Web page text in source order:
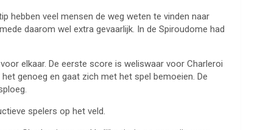
hebben veel mensen de weg weten te vinden naar
daarom wel extra gevaarlijk. In de Spiroudome had
elkaar. De eerste score is weliswaar voor Charleroi
genoeg en gaat zich met het spel bemoeien. De
spelers op het veld.